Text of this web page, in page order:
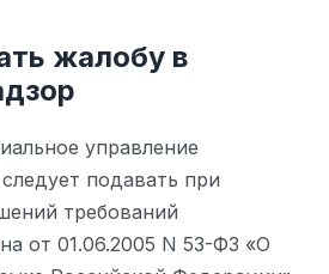
жалобу в
управление
подавать при
требований
от 01.06.2005 N 53-ФЗ «О